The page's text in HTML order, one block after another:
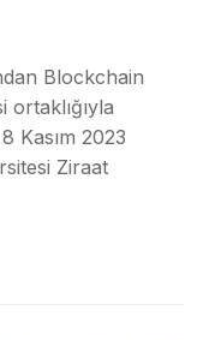
Blockchain
Kasım 2023
Ziraat